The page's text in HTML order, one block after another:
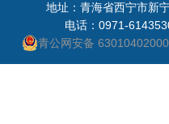
地址：青海省西宁市新
电话：0971-
青公网安备